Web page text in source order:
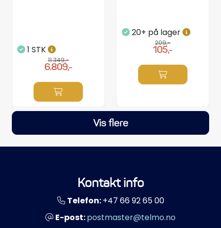
1 STK
11.349,-
6.809,-
20+ på lager
209,-
105,-
Vis flere
Kontakt info
Telefon:+47 66 92 65 00
E-post:postmaster@telmo.no